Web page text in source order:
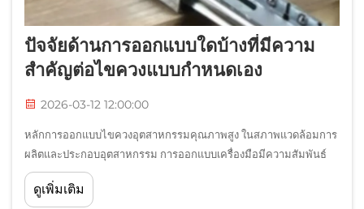
ปัจจัยด้านการออกแบบใดบ้างที่มีความ
สำคัญต่อไขควงแบบกำหนดเอง
2026-03-12 12:00:00
หลักการออกแบบไขควงอุตสาหกรรมคุณภาพสูง ในสภาพแวดล้อมการ
ผลิตและประกอบอุตสาหกรรม การออกแบบเครื่องมือมีความสัมพันธ์
โดยตรงกับประสิทธิภาพ ความปลอดภัย และการควบคุมต้นทุนในระยะ
ยาว ไขควงแบบเฉพาะไม่ใช่เพียงแค่รูปแบบหนึ่งของ...
ดูเพิ่มเติม